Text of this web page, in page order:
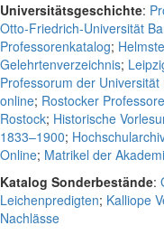
Universitätsgeschichte:
Otto-Friedrich-Universität
Professorenkatalog;
Gelehrtenverzeichnis;
Professorum der Universität
online; Rostocker
Rostock; Historische
1833–1900;
Online; Matrikel der
Katalog Sonderbestände:
Leichenpredigten; Kalliope
Nachlässe